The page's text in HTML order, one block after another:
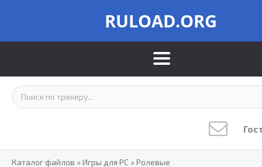
RULOAD.ORG
Каталог файлов »Игры для PC »Ролевые